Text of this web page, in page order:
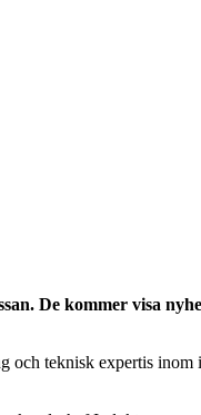
De kommer visa
och teknisk expertis